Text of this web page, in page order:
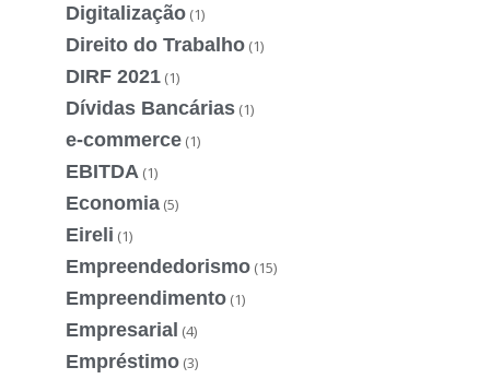
Digitalização (1)
Direito do Trabalho (1)
DIRF 2021 (1)
Dívidas Bancárias (1)
e-commerce (1)
EBITDA (1)
Economia (5)
Eireli (1)
Empreendedorismo (15)
Empreendimento (1)
Empresarial (4)
Empréstimo (3)